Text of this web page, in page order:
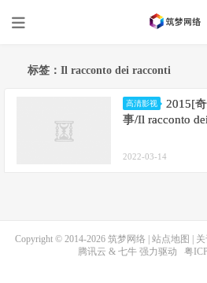
标签：Il racconto dei racconti
高清影视
2015[
事/Il racconto
2022-03-14
Copyright © 2014-2026 筑梦网络 站点地图
腾讯云 & 七牛强力驱动 粤